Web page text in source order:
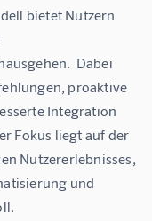
bietet Nutzern
Dabei
proaktive
Integration
Fokus liegt auf der
Nutzererlebnisses,
und